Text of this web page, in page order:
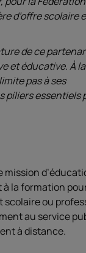
d’offre scolaire
de ce
et éducative. À la
pas à ses
piliers essentiels
la formation
scolaire ou
au service
à distance.